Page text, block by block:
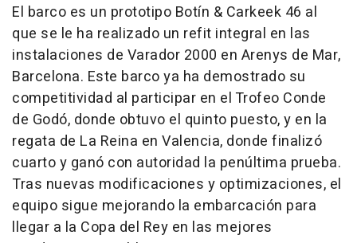
El barco es un prototipo Botín & Carkeek 46 al
que se le ha realizado un refit integral en las
instalaciones de Varador 2000 en Arenys de Mar,
Barcelona. Este barco ya ha demostrado su
competitividad al participar en el Trofeo Conde
de Godó, donde obtuvo el quinto puesto, y en la
regata de La Reina en Valencia, donde finalizó
cuarto y ganó con autoridad la penúltima prueba.
Tras nuevas modificaciones y optimizaciones, el
equipo sigue mejorando la embarcación para
llegar a la Copa del Rey en las mejores